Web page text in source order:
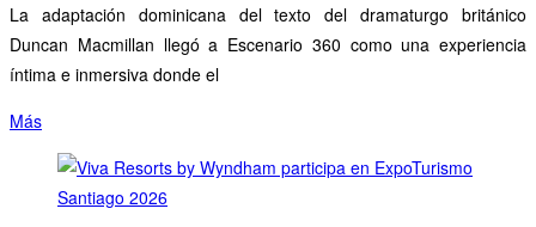
La adaptación dominicana del texto del dramaturgo británico
Duncan Macmillan llegó a Escenario 360 como una experiencia
íntima e inmersiva donde el
Más